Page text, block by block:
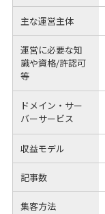
主な運営主体
運営に必要な知
識や資格/許認可
等
ドメイン・サー
バーサービス
収益モデル
記事数
集客方法